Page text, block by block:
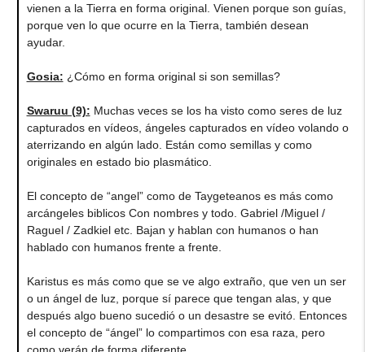
vienen a la Tierra en forma original. Vienen porque son guías,
porque ven lo que ocurre en la Tierra, también desean
ayudar.
Gosia: ¿Cómo en forma original si son semillas?
Swaruu (9): Muchas veces se los ha visto como seres de luz
capturados en vídeos, ángeles capturados en vídeo volando o
aterrizando en algún lado. Están como semillas y como
originales en estado bio plasmático.
El concepto de “angel” como de Taygeteanos es más como
arcángeles biblicos Con nombres y todo. Gabriel /Miguel /
Raguel / Zadkiel etc. Bajan y hablan con humanos o han
hablado con humanos frente a frente.
Karistus es más como que se ve algo extraño, que ven un ser
o un ángel de luz, porque sí parece que tengan alas, y que
después algo bueno sucedió o un desastre se evitó. Entonces
el concepto de “ángel” lo compartimos con esa raza, pero
como verán de forma diferente.